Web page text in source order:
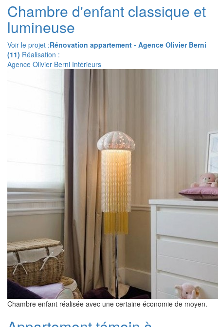
Chambre d'enfant classique et
lumineuse
Voir le projet :Rénovation appartement - Agence Olivier Berni
(11) Réalisation :
Agence Olivier Berni Intérieurs
Chambre enfant réalisée avec une certaine économie de moyen.